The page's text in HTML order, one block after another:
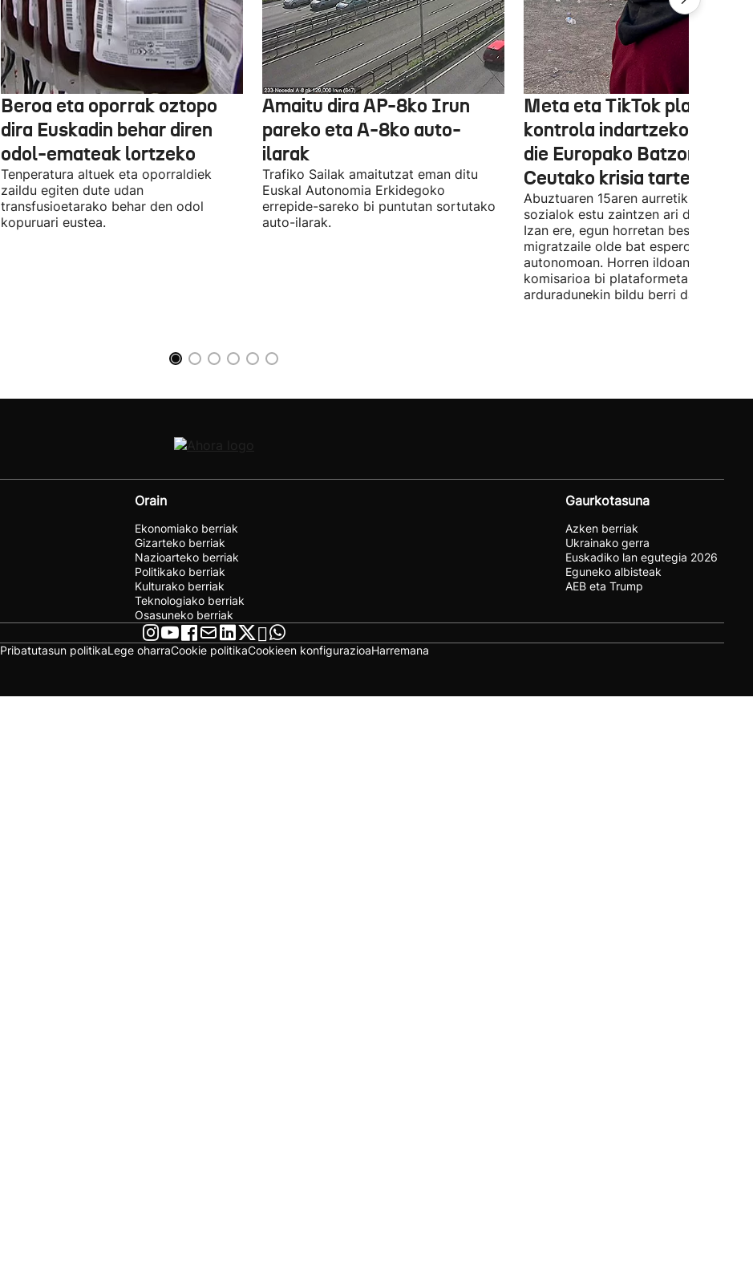
Beroa eta oporrak oztopo
dira Euskadin behar diren
odol-emateak lortzeko
Tenperatura altuek eta oporraldiek
zaildu egiten dute udan
transfusioetarako behar den odol
kopuruari eustea.
Amaitu dira AP-8ko Irun
pareko eta A-8ko auto-
ilarak
Trafiko Sailak amaitutzat eman ditu
Euskal Autonomia Erkidegoko
errepide-sareko bi puntutan sortutako
auto-ilarak.
Meta eta TikTok
kontrola indartzeko eskatu
die Europako Batzordeak,
Ceutako krisia tarteko
Abuztuaren 15aren aurretik, sare
sozialok estu zaintzen ari da Brusela.
Izan ere, egun horretan beste
migratzaile olde bat espero da hiri
autonomoan. Horren ildoan,
komisarioa bi plataformetako
arduradunekin bildu berri da.
Orain
Ekonomiako berriak
Gizarteko berriak
Nazioarteko berriak
Politikako berriak
Kulturako berriak
Teknologiako berriak
Osasuneko berriak
Gaurkotasuna
Azken berriak
Ukrainako gerra
Euskadiko lan egutegia 2026
Eguneko albisteak
AEB eta Trump
Pribatutasun politikaLege oharraCookie politikaCookieen konfigurazioaHarremana